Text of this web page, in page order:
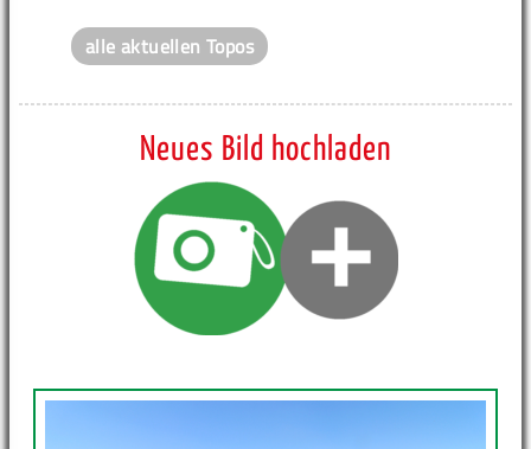
alle aktuellen Topos
Neues Bild hochladen